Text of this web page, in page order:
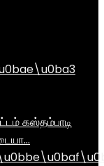
கஸ்தம்பாடி